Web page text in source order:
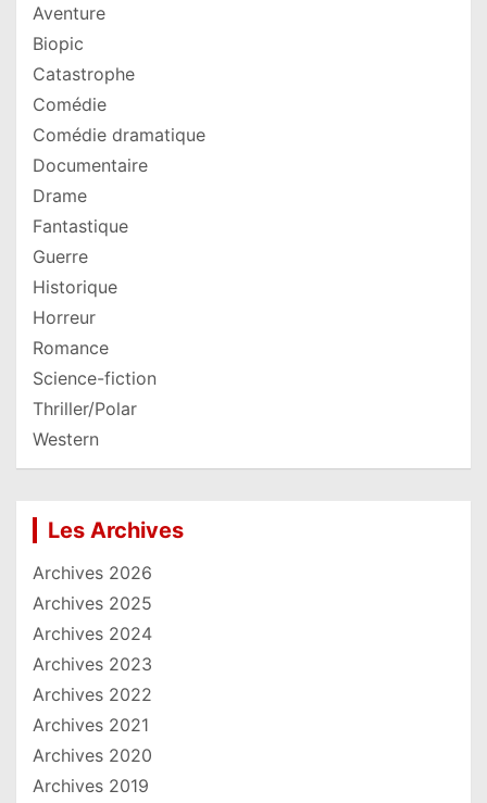
Aventure
Biopic
Catastrophe
Comédie
Comédie dramatique
Documentaire
Drame
Fantastique
Guerre
Historique
Horreur
Romance
Science-fiction
Thriller/Polar
Western
Les Archives
Archives 2026
Archives 2025
Archives 2024
Archives 2023
Archives 2022
Archives 2021
Archives 2020
Archives 2019